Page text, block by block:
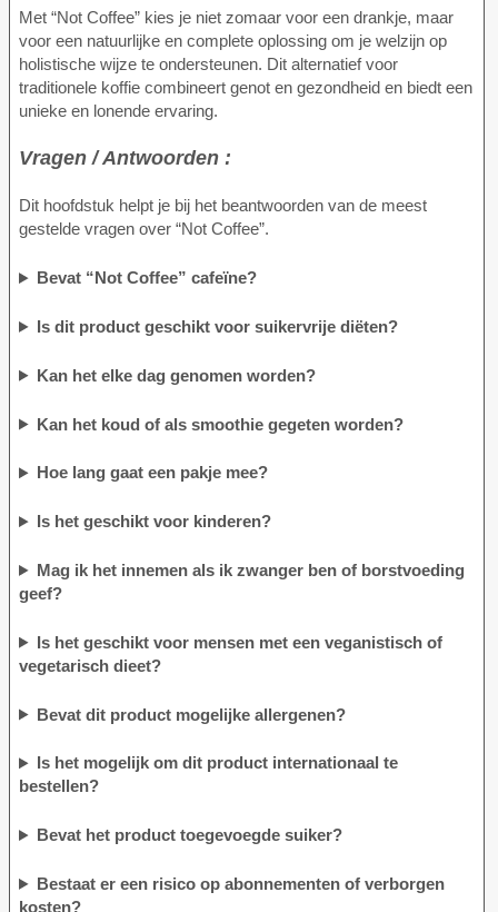
Met “Not Coffee” kies je niet zomaar voor een drankje, maar
voor een natuurlijke en complete oplossing om je welzijn op
holistische wijze te ondersteunen. Dit alternatief voor
traditionele koffie combineert genot en gezondheid en biedt een
unieke en lonende ervaring.
Vragen / Antwoorden :
Dit hoofdstuk helpt je bij het beantwoorden van de meest
gestelde vragen over “Not Coffee”.
Bevat “Not Coffee” cafeïne?
Is dit product geschikt voor suikervrije diëten?
Kan het elke dag genomen worden?
Kan het koud of als smoothie gegeten worden?
Hoe lang gaat een pakje mee?
Is het geschikt voor kinderen?
Mag ik het innemen als ik zwanger ben of borstvoeding
geef?
Is het geschikt voor mensen met een veganistisch of
vegetarisch dieet?
Bevat dit product mogelijke allergenen?
Is het mogelijk om dit product internationaal te
bestellen?
Bevat het product toegevoegde suiker?
Bestaat er een risico op abonnementen of verborgen
kosten?